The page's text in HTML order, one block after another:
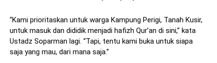
“Kami prioritaskan untuk warga Kampung Perigi, Tanah Kusir,
untuk masuk dan dididik menjadi hafizh Qur’an di sini,” kata
Ustadz Soparman lagi. “Tapi, tentu kami buka untuk siapa
saja yang mau, dari mana saja.”